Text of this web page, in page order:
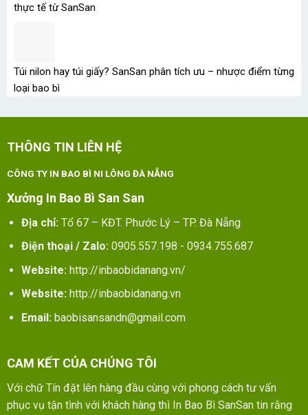
thực tế từ SanSan
Túi nilon hay túi giấy? SanSan phân tích ưu – nhược điểm từng
loại bao bì
THÔNG TIN LIÊN HỆ
CÔNG TY IN BAO BÌ NI LÔNG ĐÀ NẴNG
Xưởng In Bao Bì San San
Địa chỉ:Tổ 67 – KĐT. Phước Lý – TP. Đà Nẵng
Điện thoại / Zalo:0905.557.198 - 0934.755.687
Website: http://inbaobidanang.vn/
Website: http://inbaobidanang.vn
Email:baobisansandn@gmail.com
CAM KẾT CỦA CHÚNG TÔI
Với chữ Tín đặt lên hàng đầu cùng với phong cách tư vấn
phục vụ tận tình với khách hàng thì In Bao Bì SanSan tin rằng